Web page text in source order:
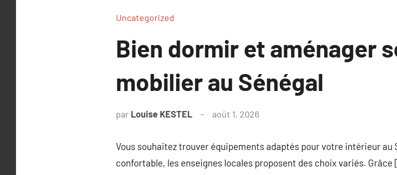
Uncategorized
Bien dormir et aménager
mobilier au Sénégal
par Louise KESTEL août 1, 2026
Vous souhaitez trouver équipements adaptés pour votre intérieur au
confortable, les enseignes locales proposent des choix variés.